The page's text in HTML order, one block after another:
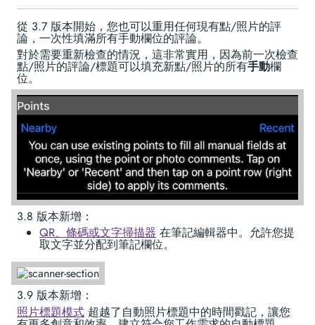
從 3.7 版本開始，您也可以重用任何現有點/照片的評
論，一次性填滿所有手動欄位的評論。
對於需要重新檢查的情況，這非常實用，因為前一次檢查
點/照片的評論/標題可以填充新點/照片的所有手動欄
位。
3.8 版本新增：
QR、條碼或文字掃描器 在筆記編輯器中。允許您提
取文字並分配到筆記欄位。
3.9 版本新增：
照片標題模式 超越了自動照片標題中的時間戳記，讓您